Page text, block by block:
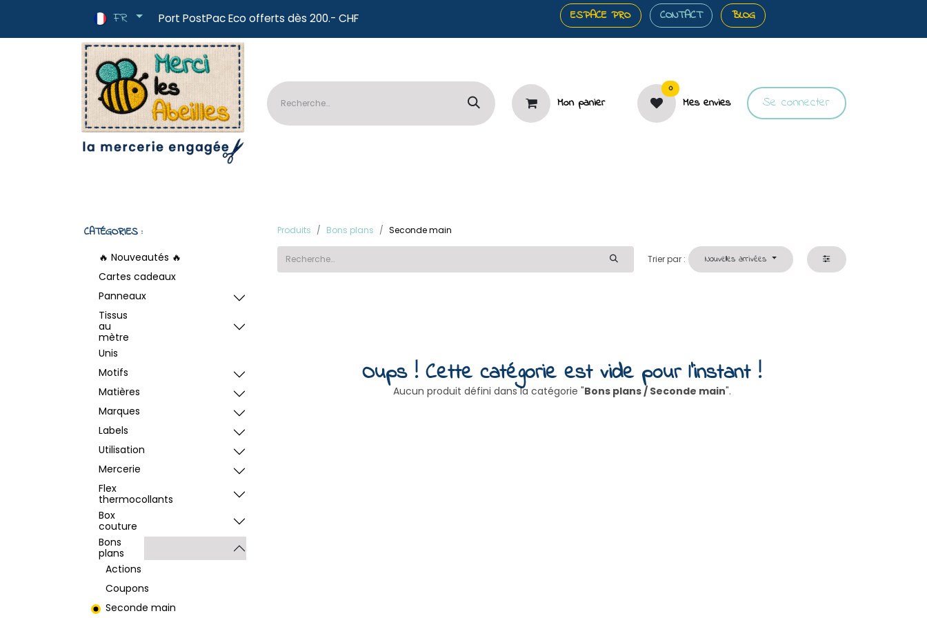
FR Port PostPac Eco offerts dès 200.- CHF ESPACE PRO CONTACT BLOG
Mon panier
0
Mes envies Se connecter
CATÉGORIES :
🔥 Nouveautés 🔥
Cartes cadeaux
Panneaux
Tissus
au
mètre
Unis
Motifs
Matières
Marques
Labels
Utilisation
Mercerie
Flex
thermocollants
Box
couture
Bons
plans
Actions
Coupons
Seconde main
Produits Bons plans Seconde main
Trier par : Nouvelles arrivées
Oups ! Cette catégorie est vide pour l'instant !
Aucun produit défini dans la catégorie "Bons plans / Seconde main".